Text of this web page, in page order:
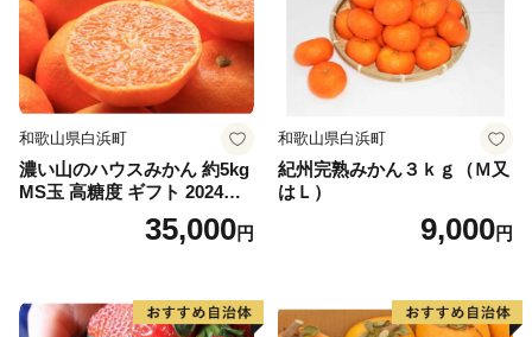
和歌山県白浜町
濃い山のハウスみかん 約5kg
MS玉 高糖度 ギフト 2024年7
35,000円
和歌山県白浜町
紀州完熟みかん３ｋｇ（Ｍ又
はＬ）
9,000円